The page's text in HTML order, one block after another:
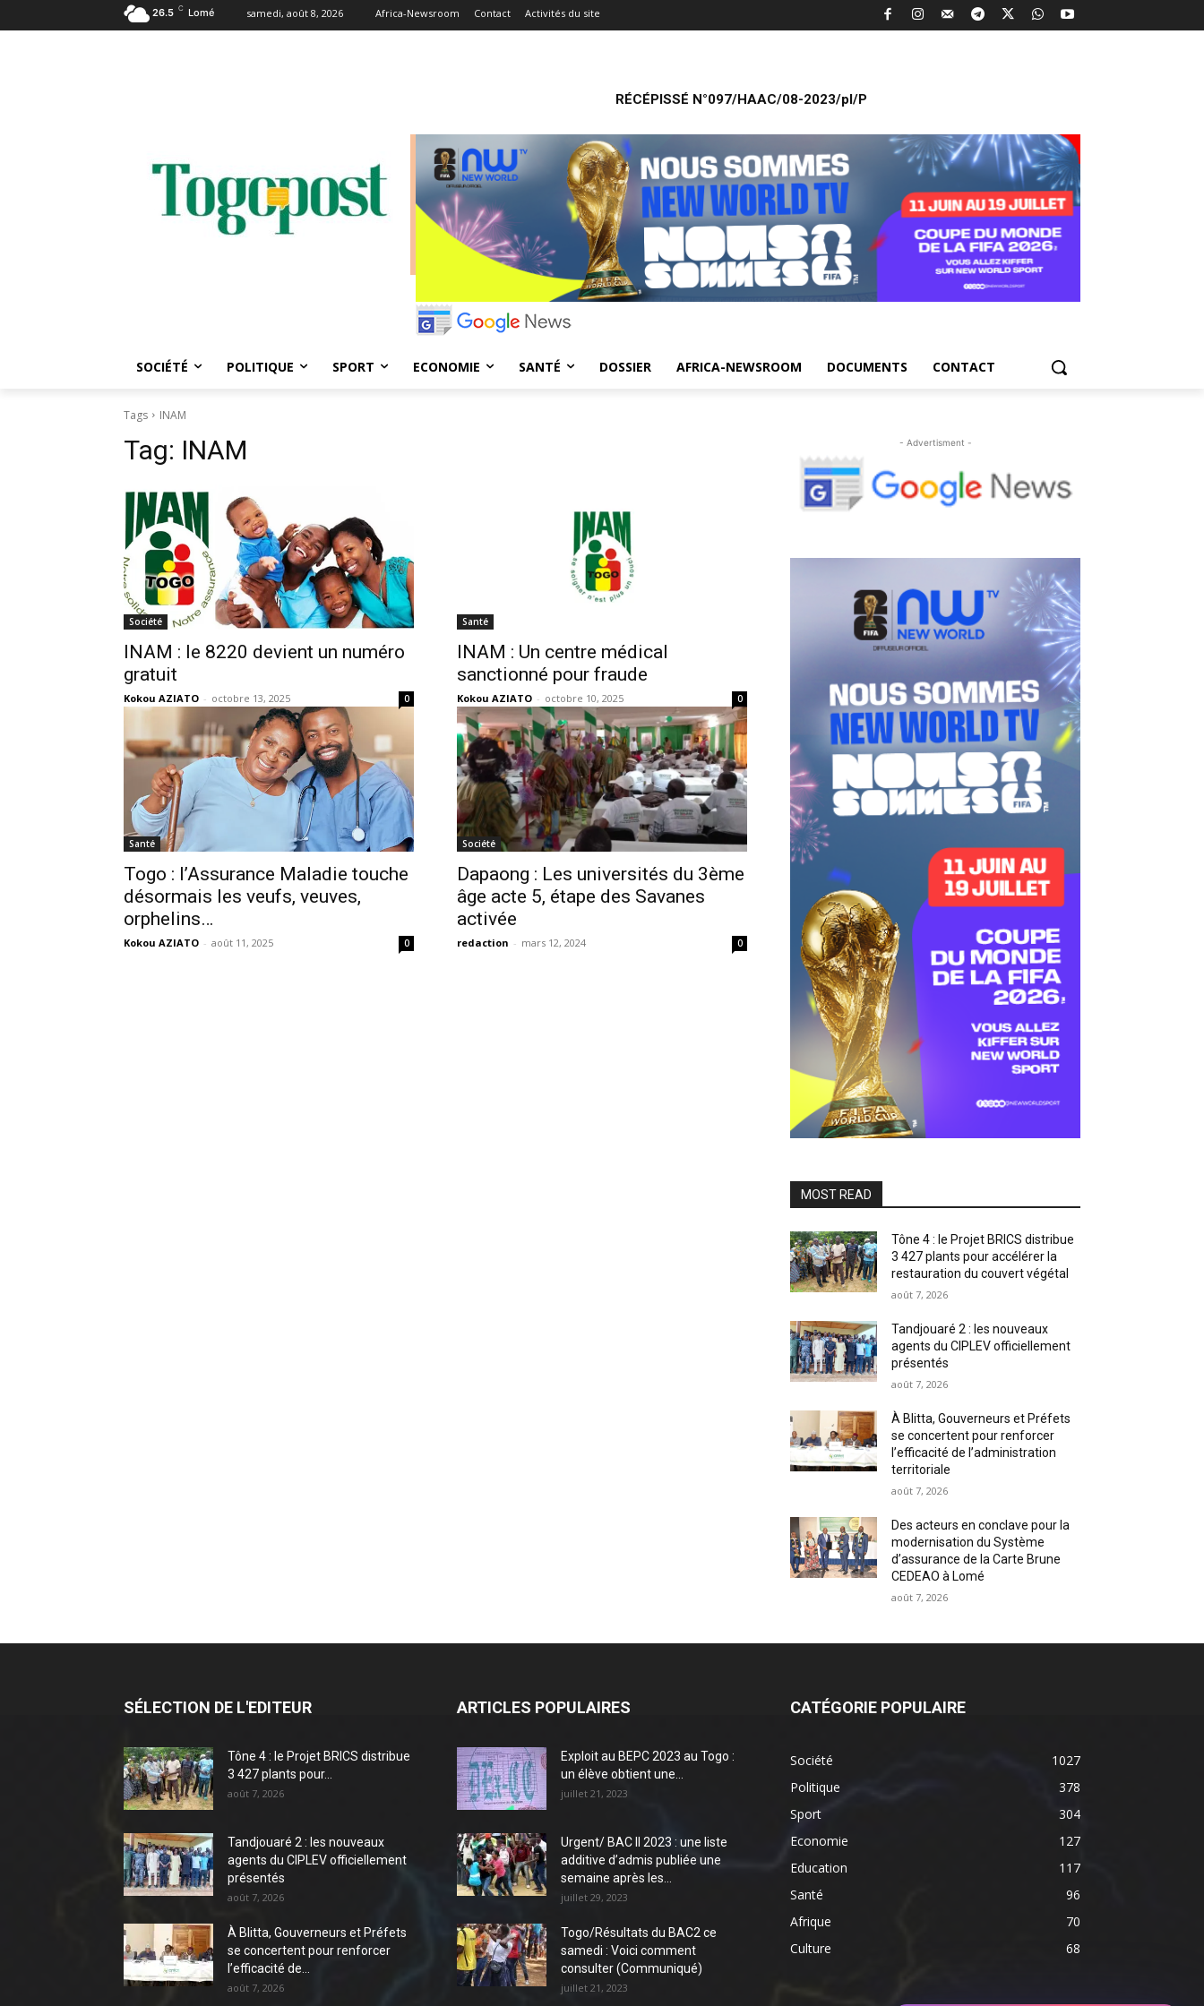
26.5 C Lomé samedi, août 8, 2026 Africa-Newsroom Contact Activités du site
RÉCÉPISSÉ N°097/HAAC/08-2023/pl/P
SOCIÉTÉ POLITIQUE SPORT ECONOMIE SANTÉ DOSSIER AFRICA-NEWSROOM DOCUMENTS CONTACT
Tags INAM
Tag: INAM
Société
INAM : le 8220 devient un numéro
gratuit
Kokou AZIATO - octobre 13, 2025 0
Santé
INAM : Un centre médical
sanctionné pour fraude
Kokou AZIATO - octobre 10, 2025 0
Santé
Togo : l’Assurance Maladie touche
désormais les veufs, veuves,
orphelins…
Kokou AZIATO - août 11, 2025 0
Société
Dapaong : Les universités du 3ème
âge acte 5, étape des Savanes
activée
redaction - mars 12, 2024 0
- Advertisment -
MOST READ
Tône 4 : le Projet BRICS distribue
3 427 plants pour accélérer la
restauration du couvert végétal
août 7, 2026
Tandjouaré 2 : les nouveaux
agents du CIPLEV officiellement
présentés
août 7, 2026
À Blitta, Gouverneurs et Préfets
se concertent pour renforcer
l’efficacité de l’administration
territoriale
août 7, 2026
Des acteurs en conclave pour la
modernisation du Système
d’assurance de la Carte Brune
CEDEAO à Lomé
août 7, 2026
SÉLECTION DE L'EDITEUR
Tône 4 : le Projet BRICS distribue
3 427 plants pour...
août 7, 2026
Tandjouaré 2 : les nouveaux
agents du CIPLEV officiellement
présentés
août 7, 2026
À Blitta, Gouverneurs et Préfets
se concertent pour renforcer
l’efficacité de...
août 7, 2026
ARTICLES POPULAIRES
Exploit au BEPC 2023 au Togo :
un élève obtient une...
juillet 21, 2023
Urgent/ BAC II 2023 : une liste
additive d’admis publiée une
semaine après les...
juillet 29, 2023
Togo/Résultats du BAC2 ce
samedi : Voici comment
consulter (Communiqué)
juillet 21, 2023
CATÉGORIE POPULAIRE
Société
1027
Politique
378
Sport
304
Economie
127
Education
117
Santé
96
Afrique
70
Culture
68